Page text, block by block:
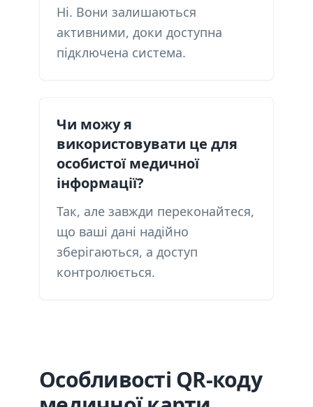
Ні. Вони залишаються
активними, доки доступна
підключена система.
Чи можу я
використовувати це для
особистої медичної
інформації?
Так, але завжди переконайтеся,
що ваші дані надійно
зберігаються, а доступ
контролюється.
Особливості QR-коду